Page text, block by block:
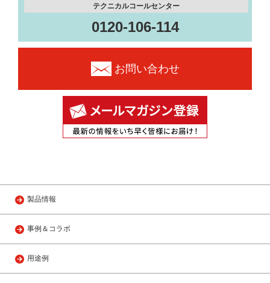
テクニカルコールセンター
0120-106-114
お問い合わせ
製品情報
事例＆コラボ
用途例